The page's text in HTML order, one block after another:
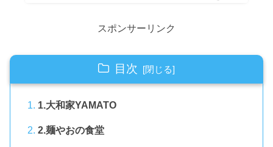
スポンサーリンク
目次
1.大和家YAMATO
2.麺やおの食堂